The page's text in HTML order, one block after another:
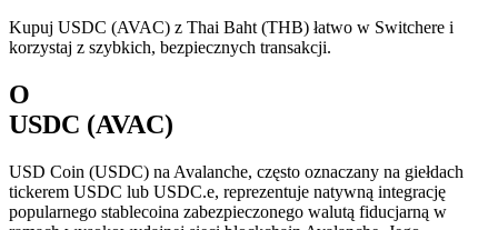
Kupuj USDC (AVAC) z Thai Baht (THB) łatwo w Switchere i
korzystaj z szybkich, bezpiecznych transakcji.
O
USDC (AVAC)
USD Coin (USDC) na Avalanche, często oznaczany na giełdach
tickerem USDC lub USDC.e, reprezentuje natywną integrację
popularnego stablecoina zabezpieczonego walutą fiducjarną w